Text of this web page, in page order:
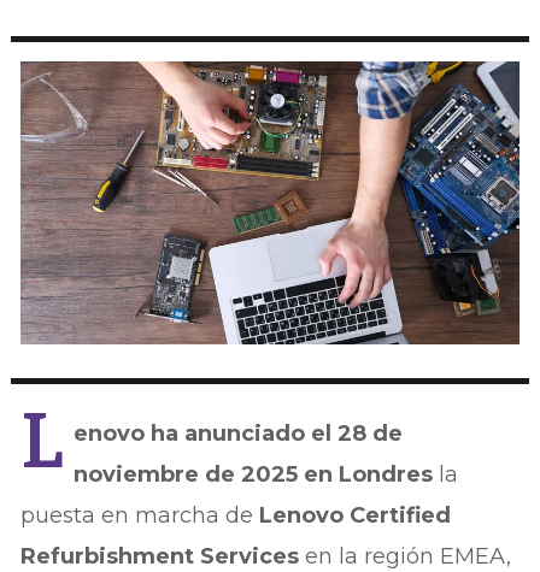
L enovo ha anunciado el 28 de
noviembre de 2025 en Londres la
puesta en marcha de Lenovo Certified
Refurbishment Services en la región EMEA,